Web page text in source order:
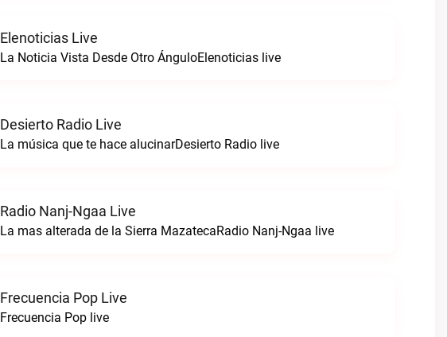
Elenoticias Live
La Noticia Vista Desde Otro ÁnguloElenoticias live
Desierto Radio Live
La música que te hace alucinarDesierto Radio live
Radio Nanj-Ngaa Live
La mas alterada de la Sierra MazatecaRadio Nanj-Ngaa live
Frecuencia Pop Live
Frecuencia Pop live